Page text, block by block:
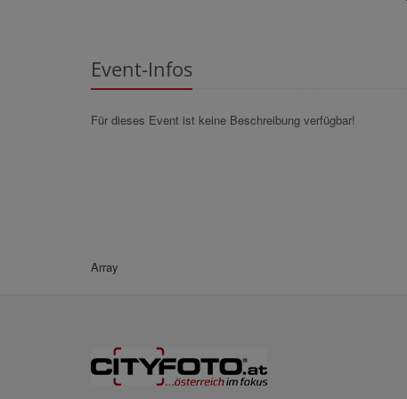
Event-Infos
Für dieses Event ist keine Beschreibung verfügbar!
Array